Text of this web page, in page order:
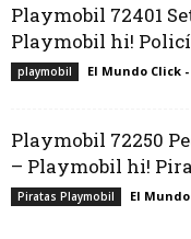
Playmobil 72401
Playmobil hi!
playmobil El Mundo Click
Playmobil 72250
– Playmobil hi!
Piratas Playmobil El